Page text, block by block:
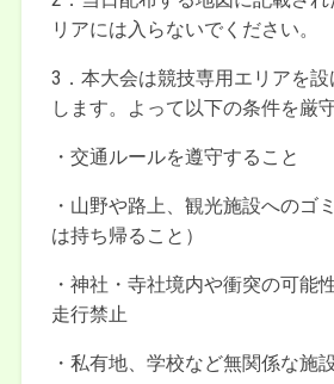
リアには入らないでください。
3．本大会は競技専用エリアを
します。よって以下の条件を厳
・交通ルールを遵守すること
・山野や路上、観光施設へのゴ
は持ち帰ること）
・神社・寺社境内や衝突の可能
走行禁止
・私有地、学校など無関係な施